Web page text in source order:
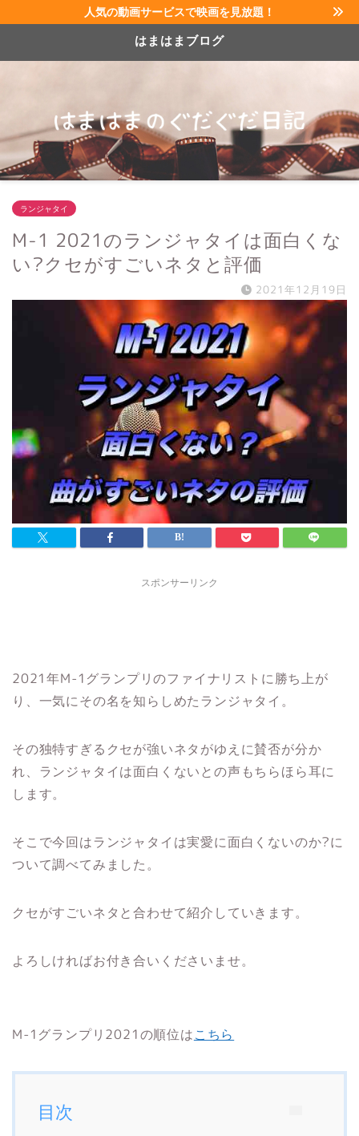
人気の動画サービスで映画を見放題！
はまはまブログ
ランジャタイ
M-1 2021のランジャタイは面白くな
い?クセがすごいネタと評価
2021年12月19日
スポンサーリンク
2021年M-1グランプリのファイナリストに勝ち上が
り、一気にその名を知らしめたランジャタイ。
その独特すぎるクセが強いネタがゆえに賛否が分か
れ、ランジャタイは面白くないとの声もちらほら耳に
します。
そこで今回はランジャタイは実愛に面白くないのか?に
ついて調べてみました。
クセがすごいネタと合わせて紹介していきます。
よろしければお付き合いくださいませ。
M-1グランプリ2021の順位はこちら
目次